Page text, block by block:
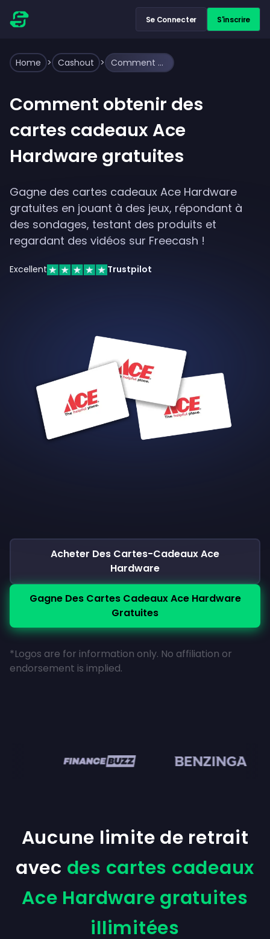
Se Connecter S'inscrire
Home > Cashout > Comment obtenir des cartes cadeaux Ace Hardware gratuites
Comment obtenir des
cartes cadeaux Ace
Hardware gratuites
Gagne des cartes cadeaux Ace Hardware
gratuites en jouant à des jeux, répondant à
des sondages, testant des produits et
regardant des vidéos sur Freecash !
Excellent Trustpilot
Acheter Des Cartes-Cadeaux Ace
Hardware
Gagne Des Cartes Cadeaux Ace Hardware
Gratuites
*Logos are for information only. No affiliation or
endorsement is implied.
Aucune limite de retrait
avec des cartes cadeaux
Ace Hardware gratuites
illimitées